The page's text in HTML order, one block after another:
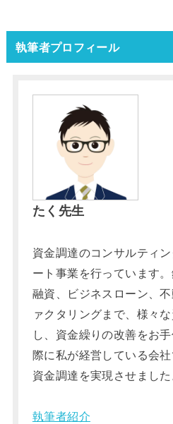
執筆者プロフィール
たく先生
資金調達のコンサルティ
ート事業を行っています
融資、ビジネスローン、
ァクタリングまで、様々
し、資金繰りの改善をお
際に私が経営している会
資金調達を実現させました
執筆者紹介